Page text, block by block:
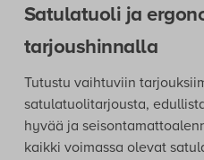
Satulatuoli ja
tarjoushinnalla
Tutustu vaihtuviin
satulatuolitarjousta,
hyvää ja
kaikki voimassa olevat